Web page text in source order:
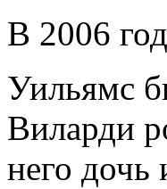
В 2006
Уильямс
Виларди
него дочь